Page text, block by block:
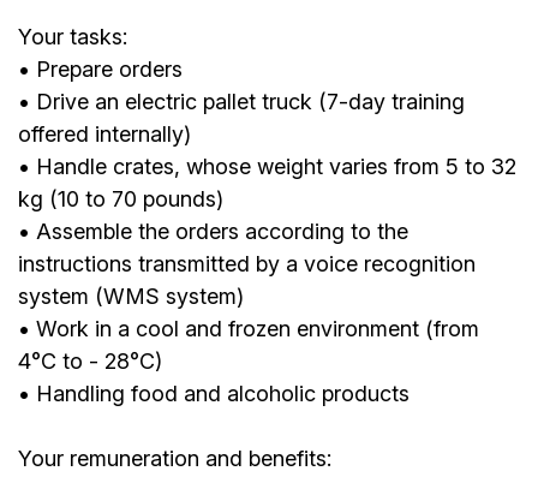
Your tasks:
• Prepare orders
• Drive an electric pallet truck (7-day training
offered internally)
• Handle crates, whose weight varies from 5 to 32
kg (10 to 70 pounds)
• Assemble the orders according to the
instructions transmitted by a voice recognition
system (WMS system)
• Work in a cool and frozen environment (from
4°C to - 28°C)
• Handling food and alcoholic products
Your remuneration and benefits: